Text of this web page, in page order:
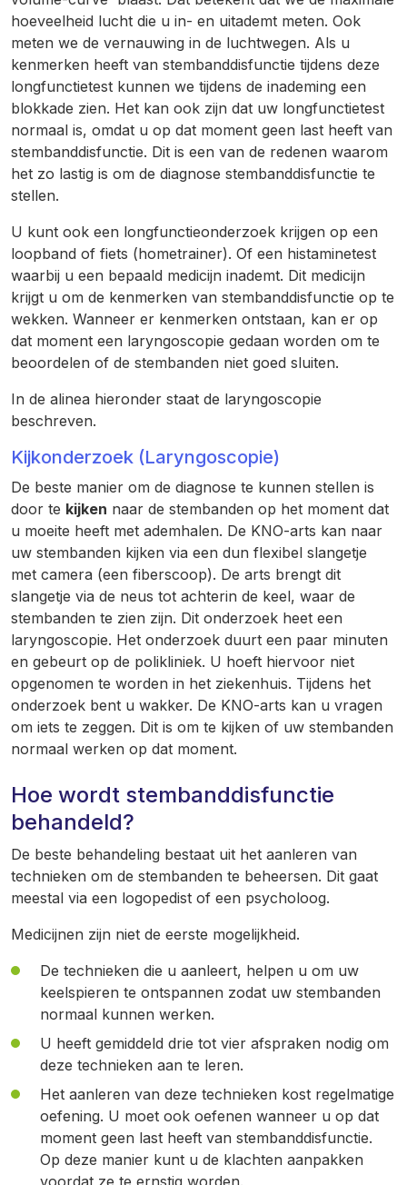
hoeveelheid lucht die u in- en uitademt meten. Ook
meten we de vernauwing in de luchtwegen. Als u
kenmerken heeft van stembanddisfunctie tijdens deze
longfunctietest kunnen we tijdens de inademing een
blokkade zien. Het kan ook zijn dat uw longfunctietest
normaal is, omdat u op dat moment geen last heeft van
stembanddisfunctie. Dit is een van de redenen waarom
het zo lastig is om de diagnose stembanddisfunctie te
stellen.
U kunt ook een longfunctieonderzoek krijgen op een
loopband of fiets (hometrainer). Of een histaminetest
waarbij u een bepaald medicijn inademt. Dit medicijn
krijgt u om de kenmerken van stembanddisfunctie op te
wekken. Wanneer er kenmerken ontstaan, kan er op
dat moment een laryngoscopie gedaan worden om te
beoordelen of de stembanden niet goed sluiten.
In de alinea hieronder staat de laryngoscopie
beschreven.
Kijkonderzoek (Laryngoscopie)
De beste manier om de diagnose te kunnen stellen is
door te kijken naar de stembanden op het moment dat
u moeite heeft met ademhalen. De KNO-arts kan naar
uw stembanden kijken via een dun flexibel slangetje
met camera (een fiberscoop). De arts brengt dit
slangetje via de neus tot achterin de keel, waar de
stembanden te zien zijn. Dit onderzoek heet een
laryngoscopie. Het onderzoek duurt een paar minuten
en gebeurt op de polikliniek. U hoeft hiervoor niet
opgenomen te worden in het ziekenhuis. Tijdens het
onderzoek bent u wakker. De KNO-arts kan u vragen
om iets te zeggen. Dit is om te kijken of uw stembanden
normaal werken op dat moment.
Hoe wordt stembanddisfunctie
behandeld?
De beste behandeling bestaat uit het aanleren van
technieken om de stembanden te beheersen. Dit gaat
meestal via een logopedist of een psycholoog.
Medicijnen zijn niet de eerste mogelijkheid.
De technieken die u aanleert, helpen u om uw
keelspieren te ontspannen zodat uw stembanden
normaal kunnen werken.
U heeft gemiddeld drie tot vier afspraken nodig om
deze technieken aan te leren.
Het aanleren van deze technieken kost regelmatige
oefening. U moet ook oefenen wanneer u op dat
moment geen last heeft van stembanddisfunctie.
Op deze manier kunt u de klachten aanpakken
voordat ze te ernstig worden.